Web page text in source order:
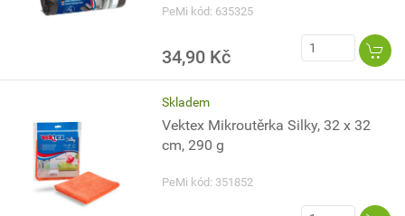
PeMi kód: 635325
34,90 Kč
Skladem
Vektex Mikroutěrka Silky, 32 x 32
cm, 290 g
PeMi kód: 351852